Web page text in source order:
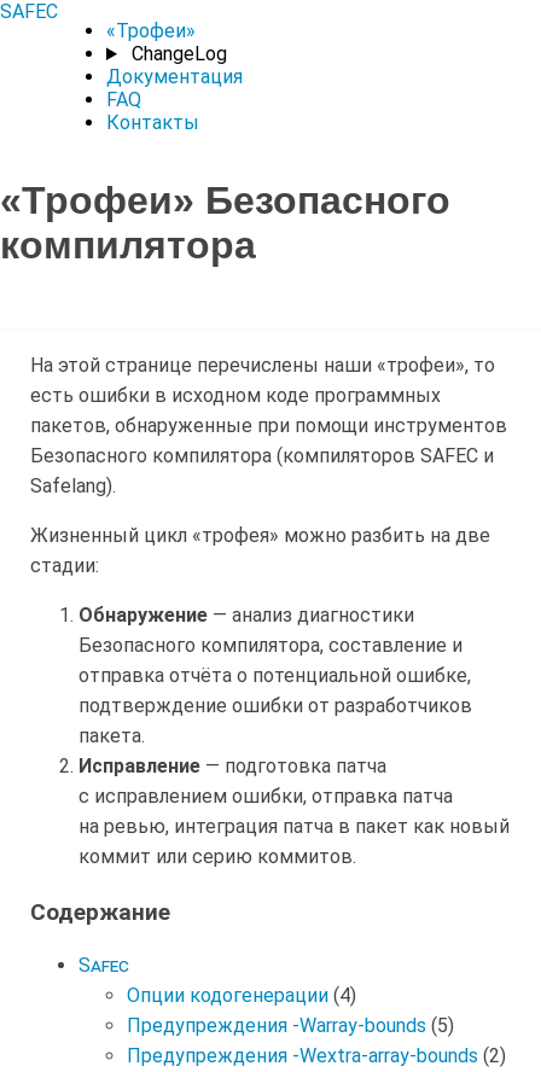
SAFEC
«Трофеи»
ChangeLog
Документация
FAQ
Контакты
«Трофеи» Безопасного
компилятора
На этой странице перечислены наши «трофеи», то
есть ошибки в исходном коде программных
пакетов, обнаруженные при помощи инструментов
Безопасного компилятора (компиляторов SAFEC и
Safelang).
Жизненный цикл «трофея» можно разбить на две
стадии:
Обнаружение — анализ диагностики
Безопасного компилятора, составление и
отправка отчёта о потенциальной ошибке,
подтверждение ошибки от разработчиков
пакета.
Исправление — подготовка патча
с исправлением ошибки, отправка патча
на ревью, интеграция патча в пакет как новый
коммит или серию коммитов.
Содержание
Safec
Опции кодогенерации (4)
Предупреждения -Warray-bounds (5)
Предупреждения -Wextra-array-bounds (2)